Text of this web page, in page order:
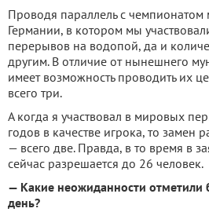
Проводя параллель с
Германии, в котором мы
перерывов на водопой, да и
другим. В отличие от нынешнего
имеет возможность проводить их
всего три.
А когда я участвовал в мировых
годов в качестве игрока, то замен
— всего две. Правда, в то время в
сейчас разрешается до 26 человек.
— Какие неожиданности отметили
день?